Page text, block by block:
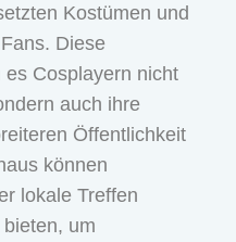
Kostümen und
Diese
Cosplayern nicht
auch ihre
Öffentlichkeit
können
lokale Treffen
um